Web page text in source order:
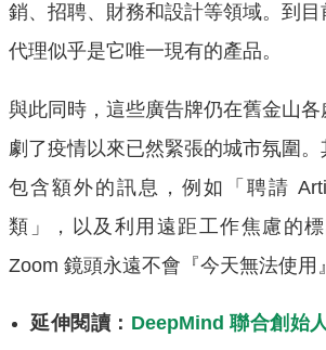
銷、招聘、財務和設計等領域。到
代理似乎是它唯一現有的產品。
與此同時，這些廣告牌仍在舊金山
劇了疫情以來已然緊張的城市氛圍
包含額外的訊息，例如「聘請
類」，以及利用遠距工作焦慮的
Zoom 鏡頭永遠不會『今天無法使用
延伸閱讀： DeepMind 聯合創始